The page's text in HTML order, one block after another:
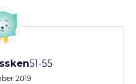
51-55
2019